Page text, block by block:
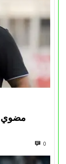
مضوي
0